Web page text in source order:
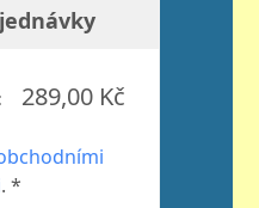
289,00 Kč
. *